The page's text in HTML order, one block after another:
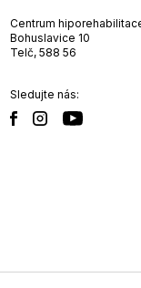
Centrum
Bohuslavice 10
Telč, 588 56
Sledujte nás: